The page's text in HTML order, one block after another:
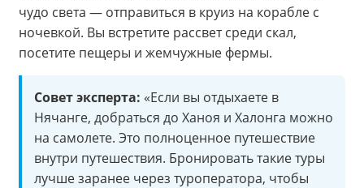
чудо света — отправиться в круиз на корабле с
ночевкой. Вы встретите рассвет среди скал,
посетите пещеры и жемчужные фермы.
Совет эксперта: «Если вы отдыхаете в
Нячанге, добраться до Ханоя и Халонга можно
на самолете. Это полноценное путешествие
внутри путешествия. Бронировать такие туры
лучше заранее через туроператора, чтобы